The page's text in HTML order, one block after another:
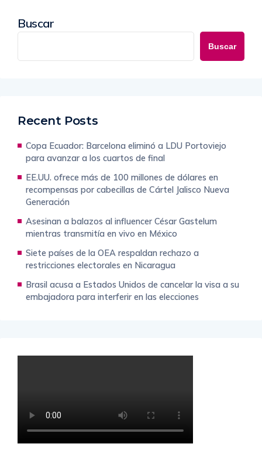
Buscar
Buscar
Recent Posts
Copa Ecuador: Barcelona eliminó a LDU Portoviejo
para avanzar a los cuartos de final
EE.UU. ofrece más de 100 millones de dólares en
recompensas por cabecillas de Cártel Jalisco Nueva
Generación
Asesinan a balazos al influencer César Gastelum
mientras transmitía en vivo en México
Siete países de la OEA respaldan rechazo a
restricciones electorales en Nicaragua
Brasil acusa a Estados Unidos de cancelar la visa a su
embajadora para interferir en las elecciones